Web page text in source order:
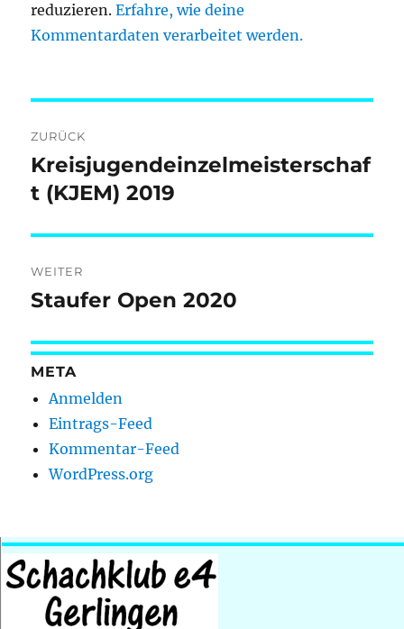
reduzieren.Erfahre, wie deine
Kommentardaten verarbeitet werden.
ZURÜCK
Vorheriger
Beitrag:
Kreisjugendeinzelmeisterschaf
t (KJEM) 2019
WEITER
Nächster
Staufer Open 2020
META
Anmelden
Eintrags-Feed
Kommentar-Feed
WordPress.org